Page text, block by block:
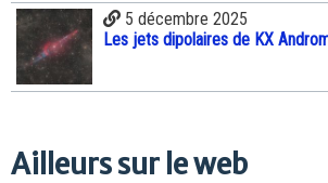
5 décembre 2025
Les jets dipolaires de KX
Ailleurs sur le web